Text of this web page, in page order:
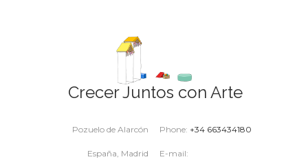
Crecer Juntos con Arte
Phone:+34 663434180
E-mail:
Pozuelo de Alarcón
España, Madrid